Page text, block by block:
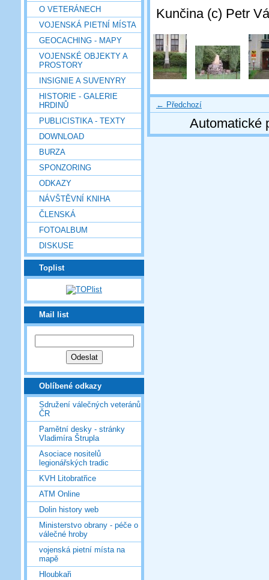
O VETERÁNECH
VOJENSKÁ PIETNÍ MÍSTA
GEOCACHING - MAPY
VOJENSKÉ OBJEKTY A
PROSTORY
INSIGNIE A SUVENYRY
HISTORIE - GALERIE
HRDINŮ
PUBLICISTIKA - TEXTY
DOWNLOAD
BURZA
SPONZORING
ODKAZY
NÁVŠTĚVNÍ KNIHA
ČLENSKÁ
FOTOALBUM
DISKUSE
Toplist
Mail list
Oblíbené odkazy
Sdružení válečných veteránů
ČR
Pamětní desky - stránky
Vladimíra Štrupla
Asociace nositelů
legionářských tradic
KVH Litobratřice
ATM Online
Dolin history web
Ministerstvo obrany - péče o
válečné hroby
vojenská pietní místa na
mapě
Hloubkaři
Kunčina (c) Petr
← Předchozí
Automatické